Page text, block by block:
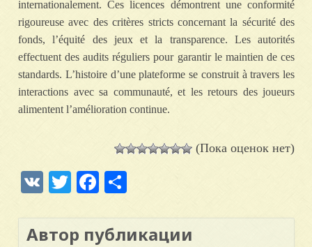
internationalement. Ces licences démontrent une conformité
rigoureuse avec des critères stricts concernant la sécurité des
fonds, l’équité des jeux et la transparence. Les autorités
effectuent des audits réguliers pour garantir le maintien de ces
standards. L’histoire d’une plateforme se construit à travers les
interactions avec sa communauté, et les retours des joueurs
alimentent l’amélioration continue.
(Пока оценок нет)
VK TwitterFacebook
Автор публикации